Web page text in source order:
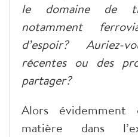
le domaine de
notamment
d’espoir? Auriez-
récentes ou des
partager?
Alors évidemment
matière dans